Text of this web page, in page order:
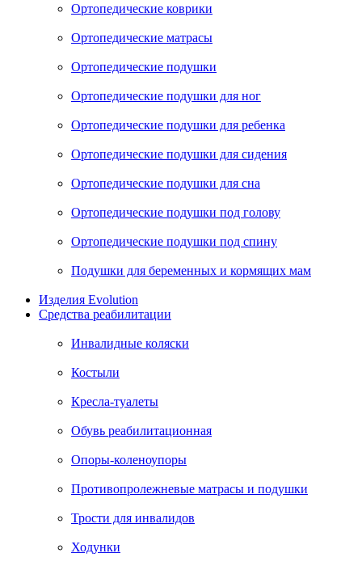
Ортопедические коврики
Ортопедические матрасы
Ортопедические подушки
Ортопедические подушки для ног
Ортопедические подушки для ребенка
Ортопедические подушки для сидения
Ортопедические подушки для сна
Ортопедические подушки под голову
Ортопедические подушки под спину
Подушки для беременных и кормящих мам
Изделия Evolution
Средства реабилитации
Инвалидные коляски
Костыли
Кресла-туалеты
Обувь реабилитационная
Опоры-коленоупоры
Противопролежневые матрасы и подушки
Трости для инвалидов
Ходунки